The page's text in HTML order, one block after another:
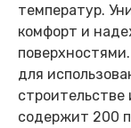
температур.
комфорт и
для
строительстве
содержит 200